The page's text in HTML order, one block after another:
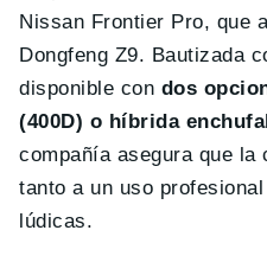
Nissan Frontier Pro, que
Dongfeng Z9. Bautizada
disponible con dos
(400D) o híbrida
compañía asegura que la
tanto a un uso
lúdicas.